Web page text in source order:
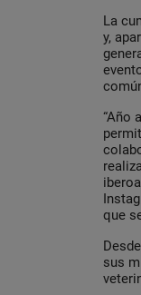
La
y,
“Año
que
sus